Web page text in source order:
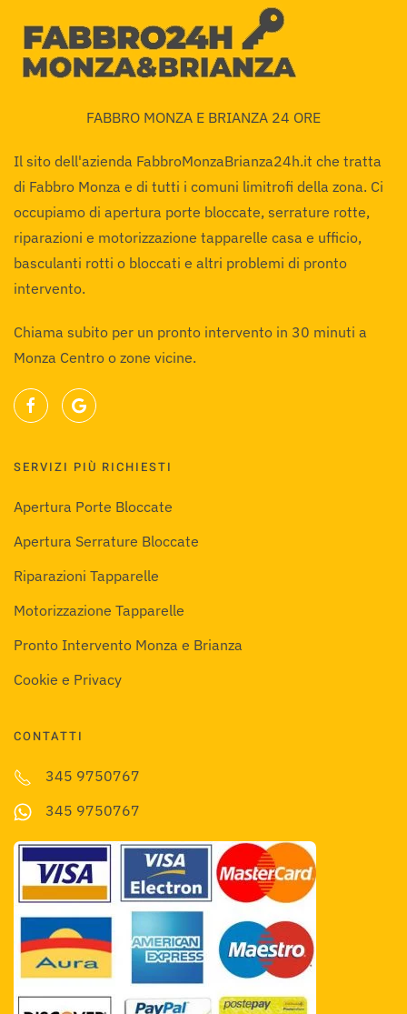
FABBRO MONZA E BRIANZA 24 ORE
Il sito dell'azienda FabbroMonzaBrianza24h.it che tratta
di Fabbro Monza e di tutti i comuni limitrofi della zona. Ci
occupiamo di apertura porte bloccate, serrature rotte,
riparazioni e motorizzazione tapparelle casa e ufficio,
basculanti rotti o bloccati e altri problemi di pronto
intervento.
Chiama subito per un pronto intervento in 30 minuti a
Monza Centro o zone vicine.
SERVIZI PIÙ RICHIESTI
Apertura Porte Bloccate
Apertura Serrature Bloccate
Riparazioni Tapparelle
Motorizzazione Tapparelle
Pronto Intervento Monza e Brianza
Cookie e Privacy
CONTATTI
345 9750767
345 9750767